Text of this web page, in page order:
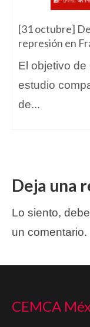
[31 octubre]
represión en
El objetivo
estudio
de...
Deja una
Lo siento,
un comentario.
CEMCA